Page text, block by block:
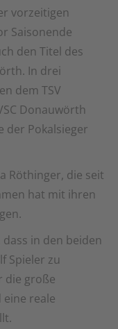
vorzeitigen
Saisonende
den Titel des
In drei
dem TSV
Donauwörth
der Pokalsieger
Röthinger, die seit
hat mit ihren
in den beiden
Spieler zu
die große
reale